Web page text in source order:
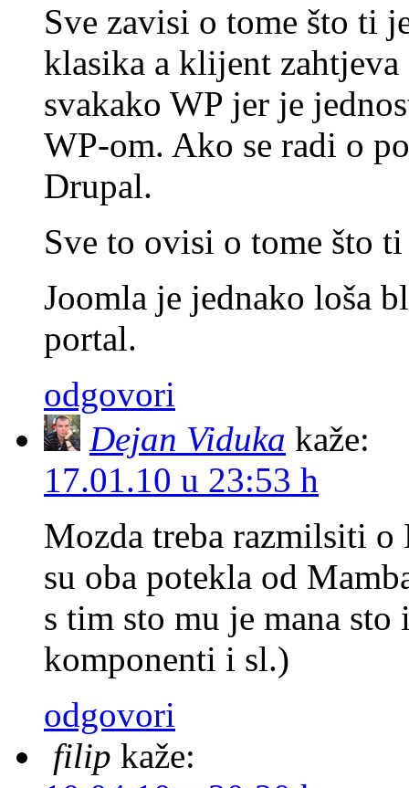
Sve zavisi o tome što ti
klasika a klijent zahtjeva
svakako WP jer je
WP-om. Ako se radi o
Drupal.
Sve to ovisi o tome što
Joomla je jednako loša
portal.
odgovori
Dejan Viduka kaže:
17.01.10 u 23:53 h
Mozda treba razmilsiti
su oba potekla od
s tim sto mu je mana
komponenti i sl.)
odgovori
filip kaže: